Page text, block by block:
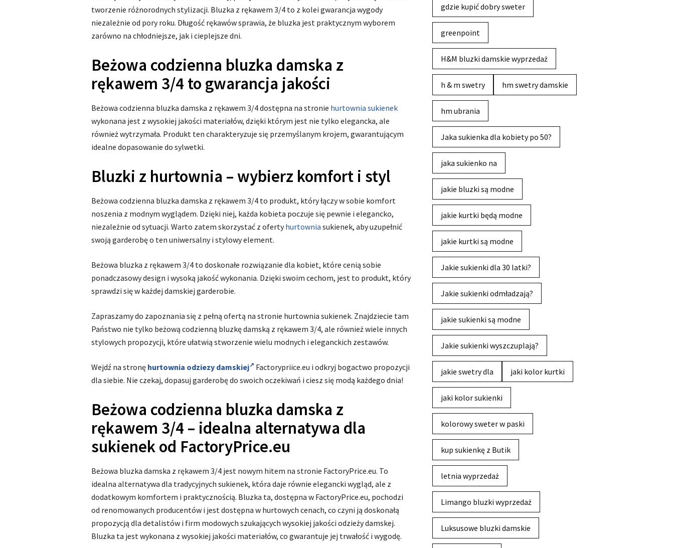
tworzenie różnorodnych stylizacji. Bluzka z rękawem 3/4 to z kolei gwarancja wygody
niezależnie od pory roku. Długość rękawów sprawia, że bluzka jest praktycznym wyborem
zarówno na chłodniejsze, jak i cieplejsze dni.
Beżowa codzienna bluzka damska z
rękawem 3/4 to gwarancja jakości
Beżowa codzienna bluzka damska z rękawem 3/4 dostępna na stronie hurtownia sukienek
wykonana jest z wysokiej jakości materiałów, dzięki którym jest nie tylko elegancka, ale
również wytrzymała. Produkt ten charakteryzuje się przemyślanym krojem, gwarantującym
idealne dopasowanie do sylwetki.
Bluzki z hurtownia – wybierz komfort i styl
Beżowa codzienna bluzka damska z rękawem 3/4 to produkt, który łączy w sobie komfort
noszenia z modnym wyglądem. Dzięki niej, każda kobieta poczuje się pewnie i elegancko,
niezależnie od sytuacji. Warto zatem skorzystać z ofertyhurtownia sukienek, aby uzupełnić
swoją garderobę o ten uniwersalny i stylowy element.
Beżowa bluzka z rękawem 3/4 to doskonałe rozwiązanie dla kobiet, które cenią sobie
ponadczasowy design i wysoką jakość wykonania. Dzięki swoim cechom, jest to produkt, który
sprawdzi się w każdej damskiej garderobie.
Zapraszamy do zapoznania się z pełną ofertą na stronie hurtownia sukienek. Znajdziecie tam
Państwo nie tylko beżową codzienną bluzkę damską z rękawem 3/4, ale również wiele innych
stylowych propozycji, które ułatwią stworzenie wielu modnych i eleganckich zestawów.
Wejdź na stronę hurtownia odziezy damskiej
Factorypriice.eu i odkryj bogactwo propozycji
dla siebie. Nie czekaj, dopasuj garderobę do swoich oczekiwań i ciesz się modą każdego dnia!
Beżowa codzienna bluzka damska z
rękawem 3/4 – idealna alternatywa dla
sukienek od FactoryPrice.eu
Beżowa bluzka damska z rękawem 3/4 jest nowym hitem na stronie FactoryPrice.eu. To
idealna alternatywa dla tradycyjnych sukienek, która daje równie elegancki wygląd, ale z
dodatkowym komfortem i praktycznością. Bluzka ta, dostępna w FactoryPrice.eu, pochodzi
od renomowanych producentów i jest dostępna w hurtowych cenach, co czyni ją doskonałą
propozycją dla detalistów i firm modowych szukających wysokiej jakości odzieży damskej.
Bluzka ta jest wykonana z wysokiej jakości materiałów, co gwarantuje jej trwałość i wygodę.
gdzie kupić dobry sweter
greenpoint
H&M bluzki damskie wyprzedaż
h & m swetry hm swetry damskie
hm ubrania
Jaka sukienka dla kobiety po 50?
jaka sukienko na
jakie bluzki są modne
jakie kurtki będą modne
jakie kurtki są modne
Jakie sukienki dla 30 latki?
Jakie sukienki odmładzają?
jakie sukienki są modne
Jakie sukienki wyszczuplają?
jakie swetry dla jaki kolor kurtki
jaki kolor sukienki
kolorowy sweter w paski
kup sukienkę z Butik
letnia wyprzedaż
Limango bluzki wyprzedaż
Luksusowe bluzki damskie